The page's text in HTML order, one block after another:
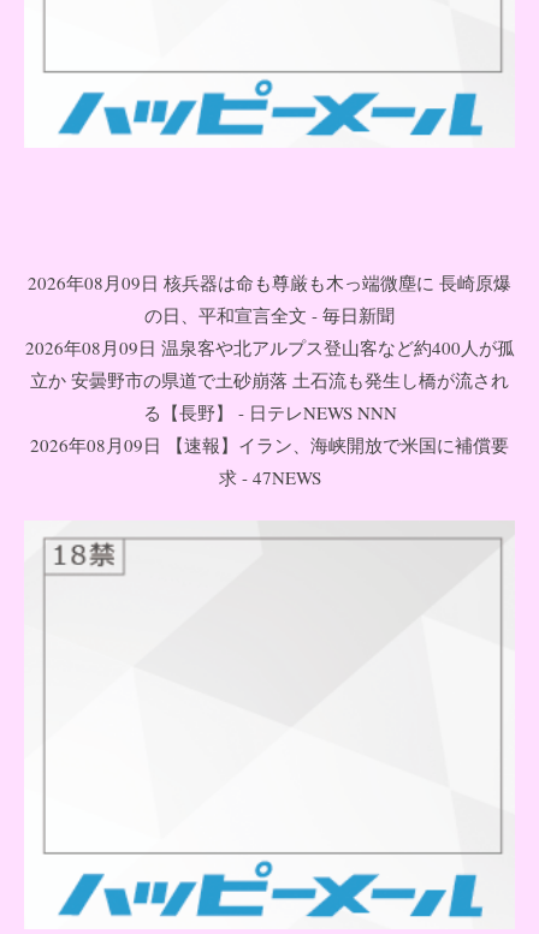
2026年08月09日 核兵器は命も尊厳も木っ端微塵に 長崎原爆
の日、平和宣言全文 - 毎日新聞
2026年08月09日 温泉客や北アルプス登山客など約400人が孤
立か 安曇野市の県道で土砂崩落 土石流も発生し橋が流され
る【長野】 - 日テレNEWS NNN
2026年08月09日 【速報】イラン、海峡開放で米国に補償要
求 - 47NEWS